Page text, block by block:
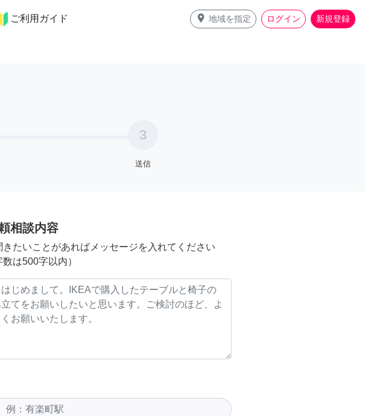
ご利用ガイド place 地域を指定 ログイン 新規登録
料理
3
送信
相談内容
きたいことがあればメッセージを入れてください
数は500字以内）